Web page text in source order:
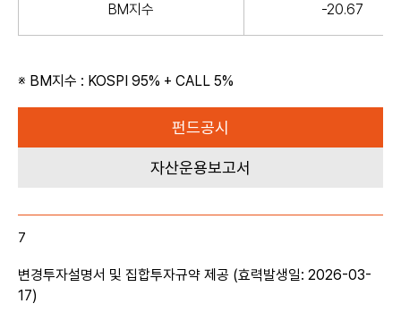
BM지수 -20.67
펀드공시
자산운용보고서
7
변경투자설명서 및 집합투자규약 제공 (효력발생일: 2026-03-
17)